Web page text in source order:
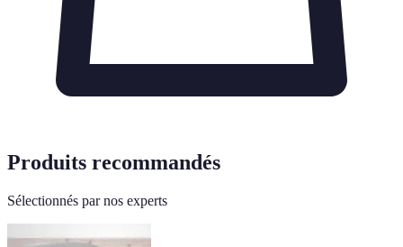
Produits recommandés
Sélectionnés par nos experts